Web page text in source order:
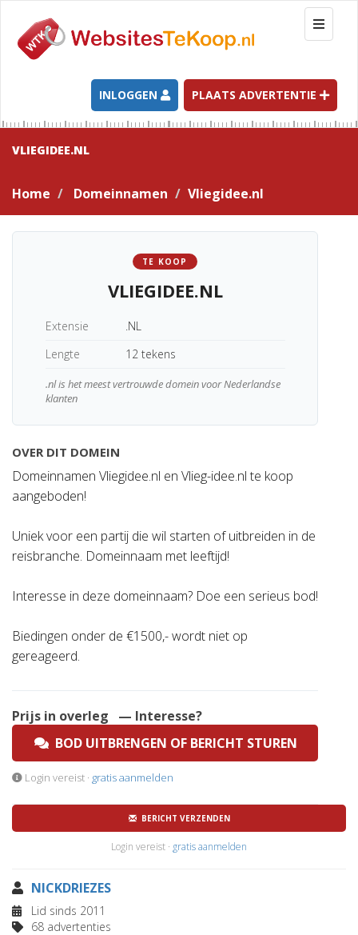
T
o
g
l
e
n
a
t
INLOGGEN PLAATS ADVERTENTIE
VLIEGIDEE.NL
Home Domeinnamen Vliegidee.nl
TE KOOP
VLIEGIDEE.NL
Extensie
.NL
Lengte
12 tekens
.nl is het meest vertrouwde domein voor Nederlandse
klanten
OVER DIT DOMEIN
Domeinnamen Vliegidee.nl en Vlieg-idee.nl te koop
aangeboden!
Uniek voor een partij die wil starten of uitbreiden in de
reisbranche. Domeinnaam met leeftijd!
Interesse in deze domeinnaam? Doe een serieus bod!
Biedingen onder de €1500,- wordt niet op
gereageerd.
Prijs in overleg
— Interesse?
BOD UITBRENGEN OF BERICHT STUREN
Login vereist · gratis aanmelden
BERICHT VERZENDEN
Login vereist · gratis aanmelden
NICKDRIEZES
Lid sinds 2011
68 advertenties